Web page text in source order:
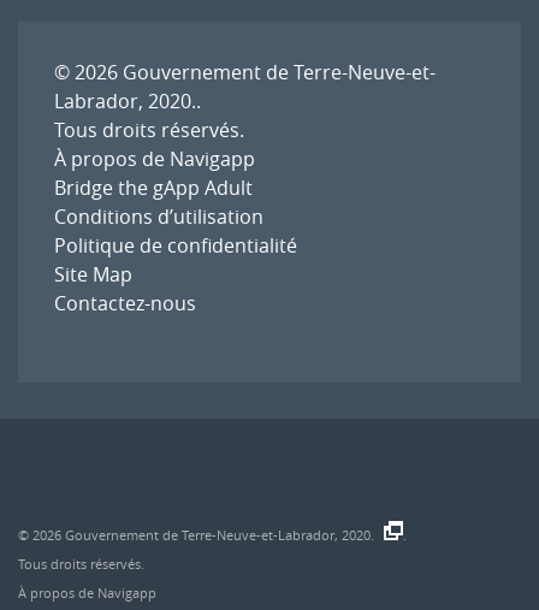
© 2026 Gouvernement de Terre-Neuve-et-
Labrador, 2020..
Tous droits réservés.
À propos de Navigapp
Bridge the gApp Adult
Conditions d’utilisation
Politique de confidentialité
Site Map
Contactez-nous
© 2026 Gouvernement de Terre-Neuve-et-Labrador, 2020.
Tous droits réservés.
À propos de Navigapp